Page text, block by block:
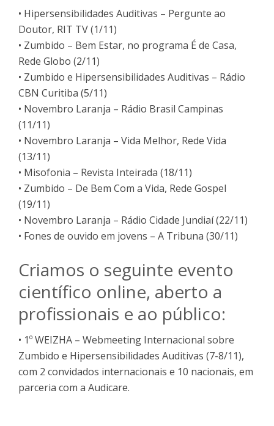
• Hipersensibilidades Auditivas – Pergunte ao
Doutor, RIT TV (1/11)
• Zumbido – Bem Estar, no programa É de Casa,
Rede Globo (2/11)
• Zumbido e Hipersensibilidades Auditivas – Rádio
CBN Curitiba (5/11)
• Novembro Laranja – Rádio Brasil Campinas
(11/11)
• Novembro Laranja – Vida Melhor, Rede Vida
(13/11)
• Misofonia – Revista Inteirada (18/11)
• Zumbido – De Bem Com a Vida, Rede Gospel
(19/11)
• Novembro Laranja – Rádio Cidade Jundiaí (22/11)
• Fones de ouvido em jovens – A Tribuna (30/11)
Criamos o seguinte evento
científico online, aberto a
profissionais e ao público:
• 1º WEIZHA – Webmeeting Internacional sobre
Zumbido e Hipersensibilidades Auditivas (7-8/11),
com 2 convidados internacionais e 10 nacionais, em
parceria com a Audicare.